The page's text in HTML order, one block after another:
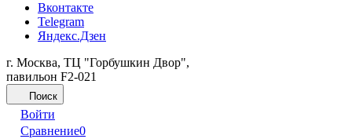
Вконтакте
Telegram
Яндекс.Дзен
г. Москва, ТЦ "Горбушкин Двор",
павильон F2-021
Поиск
Войти
Сравнение0